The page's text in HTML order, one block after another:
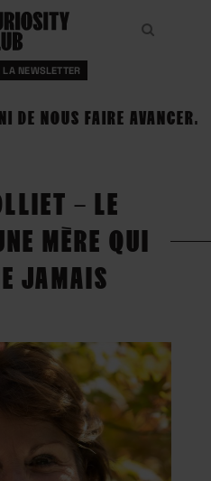
NEWSLETTER
DE NOUS FAIRE AVANCER.
– LE
MÈRE QUI
JAMAIS